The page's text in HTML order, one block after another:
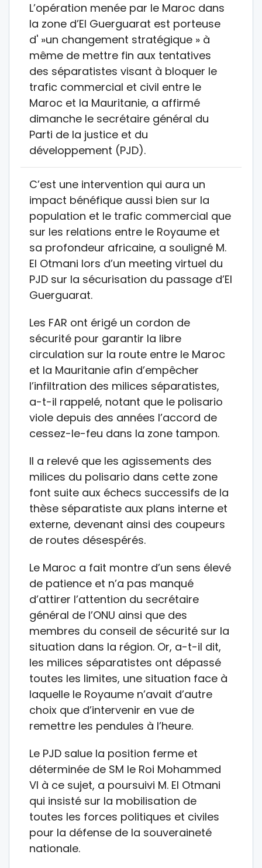
L’opération menée par le Maroc dans
la zone d’El Guerguarat est porteuse
d' »un changement stratégique » à
même de mettre fin aux tentatives
des séparatistes visant à bloquer le
trafic commercial et civil entre le
Maroc et la Mauritanie, a affirmé
dimanche le secrétaire général du
Parti de la justice et du
développement (PJD).
C’est une intervention qui aura un
impact bénéfique aussi bien sur la
population et le trafic commercial que
sur les relations entre le Royaume et
sa profondeur africaine, a souligné M.
El Otmani lors d’un meeting virtuel du
PJD sur la sécurisation du passage d’El
Guerguarat.
Les FAR ont érigé un cordon de
sécurité pour garantir la libre
circulation sur la route entre le Maroc
et la Mauritanie afin d’empêcher
l’infiltration des milices séparatistes,
a-t-il rappelé, notant que le polisario
viole depuis des années l’accord de
cessez-le-feu dans la zone tampon.
Il a relevé que les agissements des
milices du polisario dans cette zone
font suite aux échecs successifs de la
thèse séparatiste aux plans interne et
externe, devenant ainsi des coupeurs
de routes désespérés.
Le Maroc a fait montre d’un sens élevé
de patience et n’a pas manqué
d’attirer l’attention du secrétaire
général de l’ONU ainsi que des
membres du conseil de sécurité sur la
situation dans la région. Or, a-t-il dit,
les milices séparatistes ont dépassé
toutes les limites, une situation face à
laquelle le Royaume n’avait d’autre
choix que d’intervenir en vue de
remettre les pendules à l’heure.
Le PJD salue la position ferme et
déterminée de SM le Roi Mohammed
VI à ce sujet, a poursuivi M. El Otmani
qui insisté sur la mobilisation de
toutes les forces politiques et civiles
pour la défense de la souveraineté
nationale.